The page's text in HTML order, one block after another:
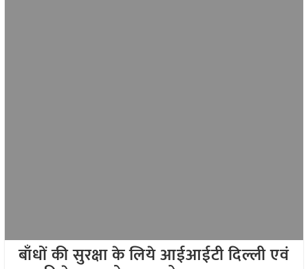
बाँधों की सुरक्षा के लिये आईआईटी दिल्ली एवं